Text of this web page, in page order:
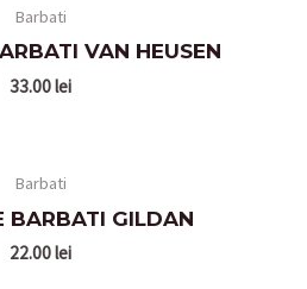
Barbati
VAN HEUSEN
33.00lei
Barbati
BARBATI GILDAN
22.00lei